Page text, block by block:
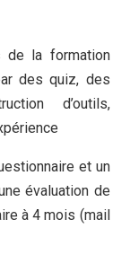
de la formation
des quiz, des
d’outils,
et un
évaluation de
à 4 mois (mail